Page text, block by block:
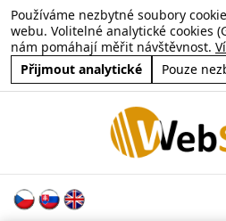
Používáme nezbytné soubory
webu. Volitelné analytické cookies
nám pomáhají měřit návštěvnost.
Přijmout analytické
Pouze